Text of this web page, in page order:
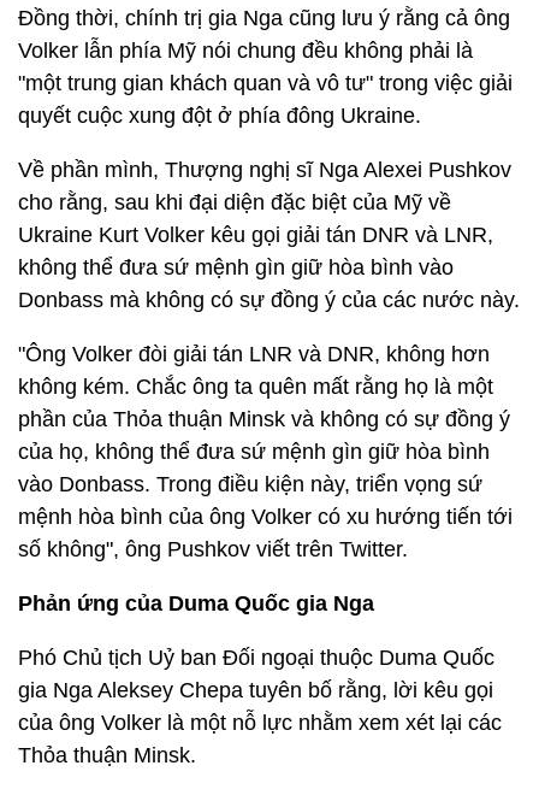
Đồng thời, chính trị gia Nga cũng lưu ý rằng cả ông
Volker lẫn phía Mỹ nói chung đều không phải là
"một trung gian khách quan và vô tư" trong việc giải
quyết cuộc xung đột ở phía đông Ukraine.
Về phần mình, Thượng nghị sĩ Nga Alexei Pushkov
cho rằng, sau khi đại diện đặc biệt của Mỹ về
Ukraine Kurt Volker kêu gọi giải tán DNR và LNR,
không thể đưa sứ mệnh gìn giữ hòa bình vào
Donbass mà không có sự đồng ý của các nước này.
"Ông Volker đòi giải tán LNR và DNR, không hơn
không kém. Chắc ông ta quên mất rằng họ là một
phần của Thỏa thuận Minsk và không có sự đồng ý
của họ, không thể đưa sứ mệnh gìn giữ hòa bình
vào Donbass. Trong điều kiện này, triển vọng sứ
mệnh hòa bình của ông Volker có xu hướng tiến tới
số không", ông Pushkov viết trên Twitter.
Phản ứng của Duma Quốc gia Nga
Phó Chủ tịch Uỷ ban Đối ngoại thuộc Duma Quốc
gia Nga Aleksey Chepa tuyên bố rằng, lời kêu gọi
của ông Volker là một nỗ lực nhằm xem xét lại các
Thỏa thuận Minsk.